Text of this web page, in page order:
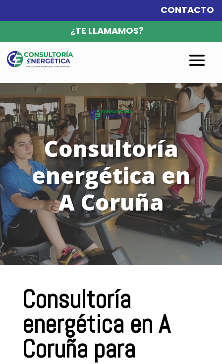
CONTACTO
¿TE LLAMAMOS?
Consultoría
energética en
A Coruña
Reproductor
de
vídeo
Consultoría
energética en A
Coruña para